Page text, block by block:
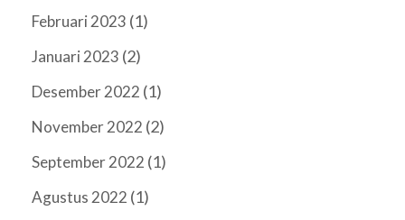
Februari 2023 (1)
Januari 2023 (2)
Desember 2022 (1)
November 2022 (2)
September 2022 (1)
Agustus 2022 (1)